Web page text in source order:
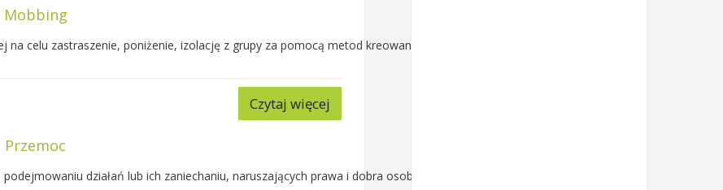
Mobbing
celu zastraszenie, poniżenie, izolację z grupy za pomocą metod kreowania "kozła
Czytaj więcej
Przemoc
działań lub ich zaniechaniu, naruszających prawa i dobra osobiste innej